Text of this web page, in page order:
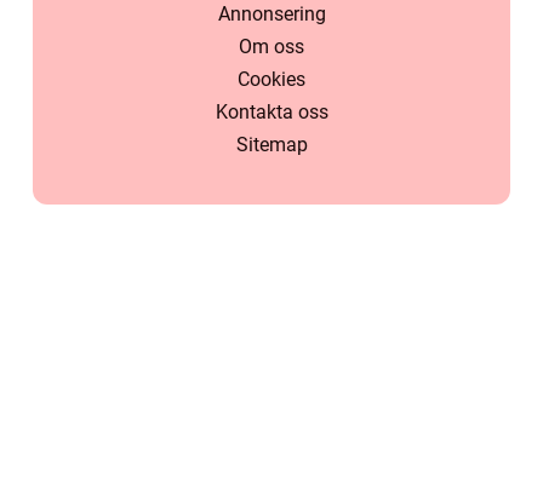
Annonsering
Om oss
Cookies
Kontakta oss
Sitemap